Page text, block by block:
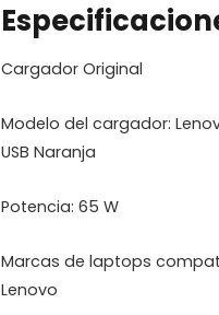
Cargador Original
Modelo del cargador:
USB Naranja
Potencia: 65 W
Marcas de laptops
Lenovo